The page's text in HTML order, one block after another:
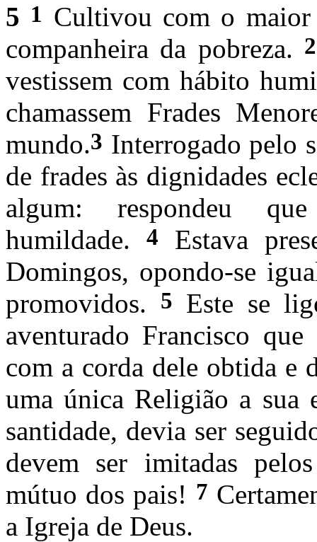
5 1 Cultivou com o
companheira da pobreza. 2
vestissem com hábito
chamassem Frades
mundo.3 Interrogado pelo
de frades às dignidades
algum: respondeu
humildade.
4
Estava
Domingos, opondo-se
promovidos.
5 Este se
aventurado Francisco
com a corda dele obtida e
uma única Religião a sua
santidade, devia ser
devem ser imitadas
mútuo dos pais! 7
a Igreja de Deus.